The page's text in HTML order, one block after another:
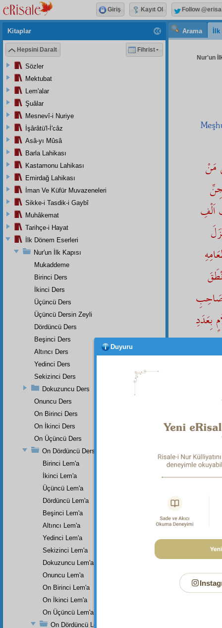
Arama
Nur'un
مَنْ
اَلْفِ
صَاحِبِ
بِعَدَدِ
Dipnot-1
Risaleti
Kitaplar
Hepsini Daralt Fihrist
Sözler
Mektubat
Lem'alar
Şuâlar
Mesnevî-i Nuriye
İşârâtü'l-İ'câz
Asâ-yı Mûsâ
Barla Lahikası
Kastamonu Lahikası
Emirdağ Lahikası
İman Ve Küfür Muvazeneleri
Sikke-i Tasdik-i Gaybî
Muhâkemat
Tarihçe-i Hayat
İlk Dönem Eserleri
Nur'un İlk Kapısı
Mukaddeme
Birinci Ders
İkinci Ders
Üçüncü Ders
Üçüncü Dersin Zeyli
Dördüncü Ders
Beşinci Ders
Altıncı Ders
Yedinci Ders
Sekizinci Ders
Dokuzuncu Ders
Onuncu Ders
On Birinci Ders
On İkinci Ders
On Üçüncü Ders
On Dördüncü Ders
Birinci Lem'a
İkinci Lem'a
Üçüncü Lem'a
Dördüncü Lem'a
Beşinci Lem'a
Altıncı Lem'a
Yedinci Lem'a
Sekizinci Lem'a
Dokuzuncu Lem'a
Onuncu Lem'a
On Birinci Lem'a
On İkinci Lem'a
On Üçüncü Lem'a
On Dördüncü Lem'a
Giriş Kayıt Ol Follow
Duyuru